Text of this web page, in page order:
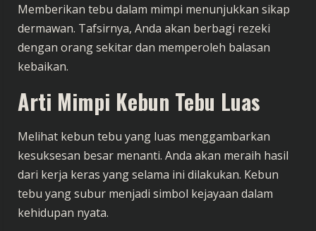
Memberikan tebu dalam mimpi menunjukkan sikap
dermawan. Tafsirnya, Anda akan berbagi rezeki
dengan orang sekitar dan memperoleh balasan
kebaikan.
Arti Mimpi Kebun Tebu Luas
Melihat kebun tebu yang luas menggambarkan
kesuksesan besar menanti. Anda akan meraih hasil
dari kerja keras yang selama ini dilakukan. Kebun
tebu yang subur menjadi simbol kejayaan dalam
kehidupan nyata.